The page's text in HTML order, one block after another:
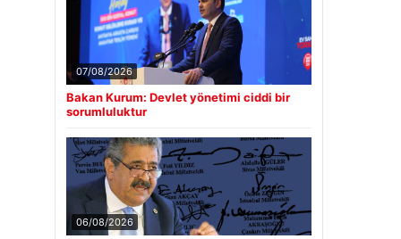
07/08/2026
Bakan Kurum: Devlet yönetimi ciddi bir
sorumluluktur
06/08/2026